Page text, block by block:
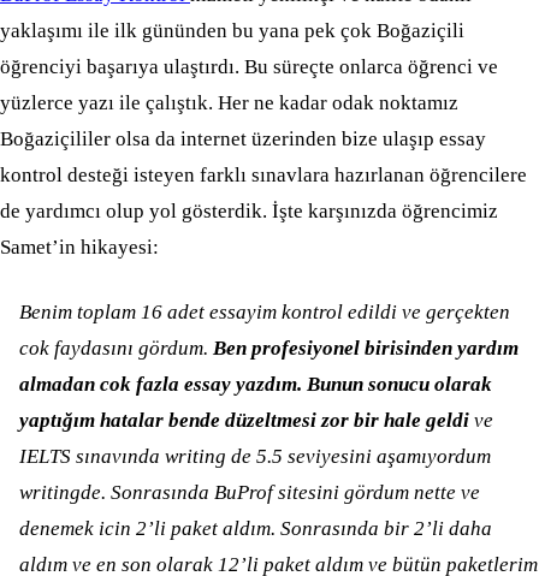
yaklaşımı ile ilk gününden bu yana pek çok Boğaziçili
öğrenciyi başarıya ulaştırdı. Bu süreçte onlarca öğrenci ve
yüzlerce yazı ile çalıştık. Her ne kadar odak noktamız
Boğaziçililer olsa da internet üzerinden bize ulaşıp essay
kontrol desteği isteyen farklı sınavlara hazırlanan öğrencilere
de yardımcı olup yol gösterdik. İşte karşınızda öğrencimiz
Samet’in hikayesi:
Benim toplam 16 adet essayim kontrol edildi ve gerçekten
cok faydasını gördum. Ben profesiyonel birisinden yardım
almadan cok fazla essay yazdım. Bunun sonucu olarak
yaptığım hatalar bende düzeltmesi zor bir hale geldi ve
IELTS sınavında writing de 5.5 seviyesini aşamıyordum
writingde. Sonrasında BuProf sitesini gördum nette ve
denemek icin 2’li paket aldım. Sonrasında bir 2’li daha
aldım ve en son olarak 12’li paket aldım ve bütün paketlerim